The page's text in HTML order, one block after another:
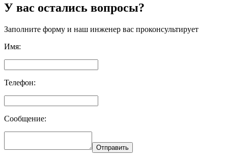
У вас остались вопросы?
Заполните форму и наш инженер вас проконсультирует
Имя:
Телефон:
Сообщение:
Отправить